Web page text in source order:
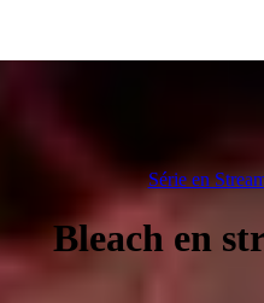
Série en
Bleach en